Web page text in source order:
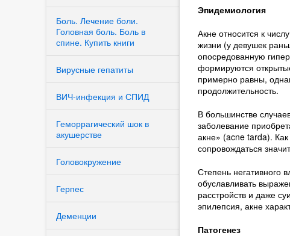
Боль. Лечение боли.
Головная боль. Боль в
спине. Купить книги
Вирусные гепатиты
ВИЧ-инфекция и СПИД
Геморрагический шок в
акушерстве
Головокружение
Герпес
Деменции
Эпидемиология
Акне относится к
жизни (у девушек
опосредованную
формируются
примерно равны,
продолжительность.
В большинстве
заболевание
акне» (acne tarda).
сопровождаться
Степень негативного
обуславливать
расстройств и даже
эпилепсия, акне
Патогенез